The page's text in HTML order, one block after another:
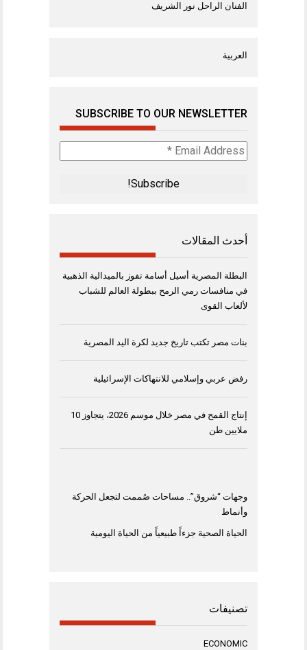
الفنان الراحل نور الشريف
العربية
SUBSCRIBE TO OUR NEWSLETTER
Email
Address
أحدث المقالات
البطلة المصرية أسيل أسامة تفوز بالميدالية الذهبية
في منافسات رمي الرمح ببطولة العالم للشباب
لألعاب القوى
بنات مصر تكتب تاريخ جديد لكرة اليد المصرية
رفض عربي وإسلامي للانتهاكات الإسرائيلية
إنتاج القمح في مصر خلال موسم 2026، يتجاوز 10
ملايين طن
وجهات “شروق”.. مساحات صُممت لتجعل الحركة
وأنماط
الحياة الصحية جزءاً طبيعياً من الحياة اليومية
تصنيفات
ECONOMIC